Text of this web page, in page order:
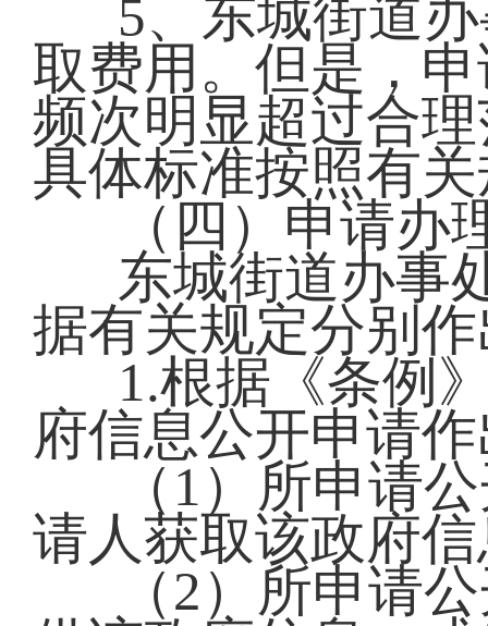
5、东城街道
取费用。但是，
频次明显超过合
具体标准按照有
（四）申请办
东城街道办事
据有关规定分别
1.根据《条例
府信息公开申请
（1）所申请
请人获取该政府
（2）所申请